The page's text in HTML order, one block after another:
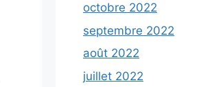
octobre 2022
septembre 2022
août 2022
juillet 2022